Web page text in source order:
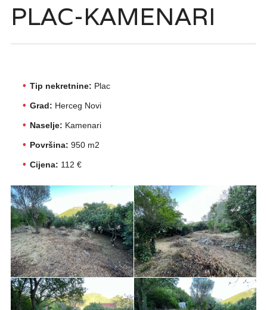
PLAC-KAMENARI
Tip nekretnine: Plac
Grad: Herceg Novi
Naselje: Kamenari
Površina: 950 m2
Cijena: 112 €